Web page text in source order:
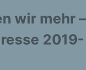
wir mehr –
2019-